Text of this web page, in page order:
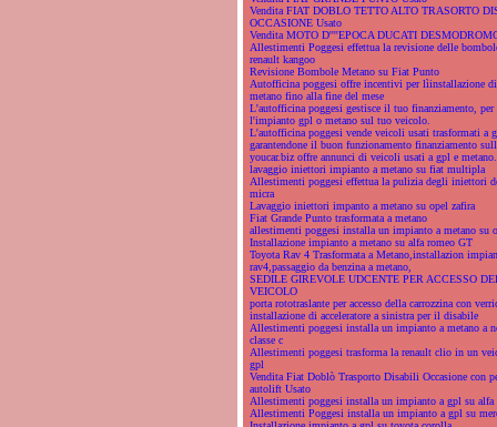
Vendita FIAT DOBLO TETTO ALTO TRASORTO
OCCASIONE Usato
Vendita MOTO D''''EPOCA DUCATI
Allestimenti Poggesi effettua la revisione delle
renault kangoo
Revisione Bombole Metano su Fiat Punto
Autofficina poggesi offre incentivi per lìinstallazione
metano fino alla fine del mese
L'autofficina poggesi gestisce il tuo finanziamento, per
l'impianto gpl o metano sul tuo veicolo.
L'autofficina poggesi vende veicoli usati trasformati a
garantendone il buon funzionamento finanziamento
youcar.biz offre annunci di veicoli usati a gpl e metano.
lavaggio iniettori impianto a metano su fiat multipla
Allestimenti poggesi effettua la pulizia degli iniettori
micra
Lavaggio iniettori impanto a metano su opel zafira
Fiat Grande Punto trasformata a metano
allestimenti poggesi installa un impianto a metano su
Installazione impianto a metano su alfa romeo GT
Toyota Rav 4 Trasformata a Metano,installazion
rav4,passaggio da benzina a metano,
SEDILE GIREVOLE UDCENTE PER ACCESSO
VEICOLO
porta rototraslante per accesso della carrozzina con
installazione di acceleratore a sinistra per il disabile
Allestimenti poggesi installa un impianto a metano a
classe c
Allestimenti poggesi trasforma la renault clio in un
gpl
Vendita Fiat Doblò Trasporto Disabili Occasione con
autolift Usato
Allestimenti poggesi installa un impianto a gpl su alfa
Allestimenti Poggesi installa un impianto a gpl su